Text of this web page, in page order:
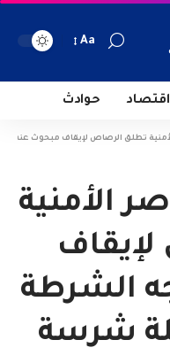
Aa
اقتصاد حوادث
تطلق الرصاص لإيقاف مبحوث عنه
الأمنية
الشرطة
شرسة